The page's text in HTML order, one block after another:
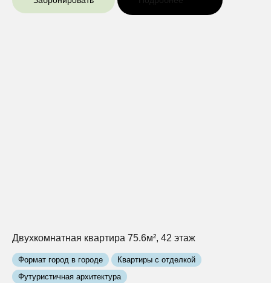
Двухкомнатная квартира 75.6м², 42 этаж
Формат город в городе
Квартиры с отделкой
Футуристичная архитектура